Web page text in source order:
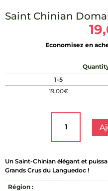
Saint Chinian
Economisez en
1-5
19,00€
Chinian
Cathala
Cuvée
A
Un Saint-Chinian élégant et
Grands Crus du Languedoc !
Région :